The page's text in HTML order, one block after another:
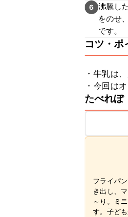
6 沸騰し
をのせ
です。
コツ・ポ
・牛乳は
・今回は
たべれぽ
フライパ
き出し、
～り。
ミ
す。子ど